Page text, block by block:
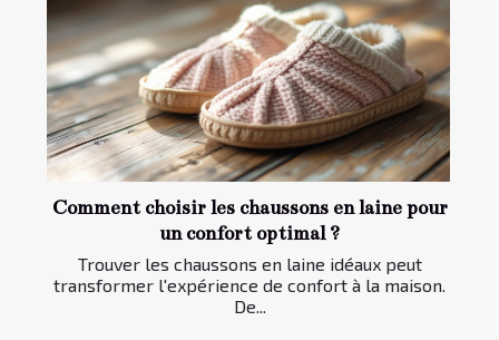
Comment choisir les chaussons en laine pour
un confort optimal ?
Trouver les chaussons en laine idéaux peut
transformer l'expérience de confort à la maison.
De...